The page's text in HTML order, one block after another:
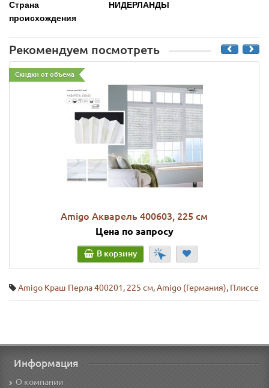
Страна
происхождения
НИДЕРЛАНДЫ
Рекомендуем посмотреть
Скидки от объема
Amigo Акварель 400603, 225 см
Цена по запросу
В корзину
Amigo Краш Перла 400201, 225 см,Amigo (Германия), Плиссе
Информация
О компании